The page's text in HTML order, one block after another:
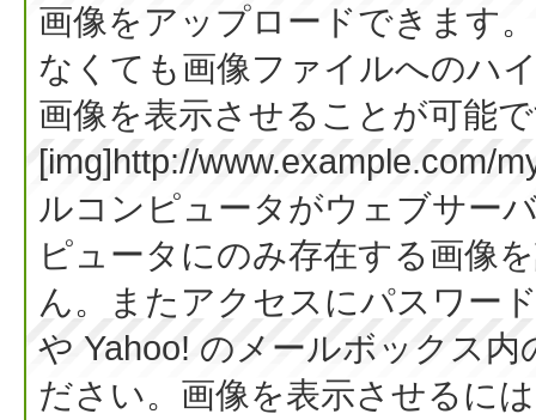
画像をアップロードできます
なくても画像ファイルへのハ
画像を表示させることが可能
[img]http://www.example.com/
ルコンピュータがウェブサー
ピュータにのみ存在する画像
ん。またアクセスにパスワー
や Yahoo! のメールボックス
ださい。画像を表示させるに